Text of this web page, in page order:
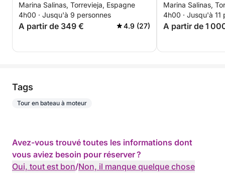
premium - TOUT INCLUS
Marina Salinas, Torrevieja, Espagne
4h00 · Jusqu'à 9 personnes
A partir de 349 € 4.9 (27)
Marina Salinas,
4h00 · Jusqu'à 11
A partir de 1
Tags
Tour en bateau à moteur
Avez-vous trouvé toutes les informations dont
vous aviez besoin pour réserver ?
Oui, tout est bon/Non, il manque quelque chose